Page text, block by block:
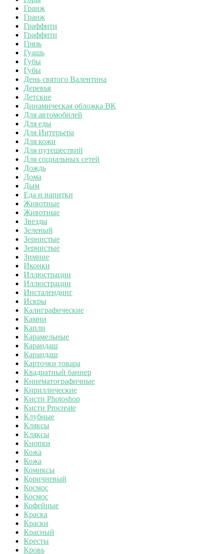
Гранж
Гранж
Граффити
Граффити
Грязь
Гуашь
Губы
Губы
День святого Валентина
Деревья
Детские
Динамическая обложка ВК
Для автомобилей
Для еды
Для Интерьера
Для кожи
Для путешествий
Для социальных сетей
Дождь
Дома
Дым
Еда и напитки
Животные
Животные
Звезды
Зеленый
Зернистые
Зернистые
Зимние
Иконки
Иллюстрации
Иллюстрации
Инсталендинг
Искры
Калиграфические
Камни
Капли
Карамельные
Карандаш
Карандаш
Карточки товара
Квадратный баннер
Кинематографичные
Кириллические
Кисти Photoshop
Кисти Procreate
Клубные
Кляксы
Кляксы
Кнопки
Кожа
Кожа
Комиксы
Коричневый
Космос
Космос
Кофейные
Краска
Краски
Красный
Кресты
Кровь